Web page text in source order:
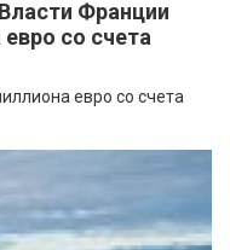
Франции
со счета
евро со счета